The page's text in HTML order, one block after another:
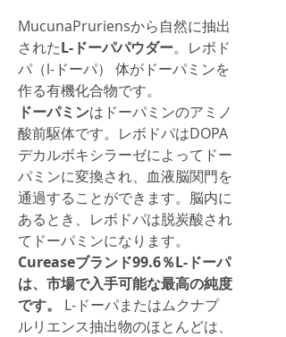
MucunaPruriensから自然に抽出
されたL-ドーパパウダー。レボド
パ（l-ドーパ） 体がドーパミンを
作る有機化合物です。
ドーパミンはドーパミンのアミノ
酸前駆体です。レボドパはDOPA
デカルボキシラーゼによってドー
パミンに変換され、血液脳関門を
通過することができます。脳内に
あるとき、レボドパは脱炭酸され
てドーパミンになります。
Cureaseブランド99.6％L-ドーパ
は、市場で入手可能な最高の純度
です。
L-ドーパまたはムクナプ
ルリエンス抽出物のほとんどは、